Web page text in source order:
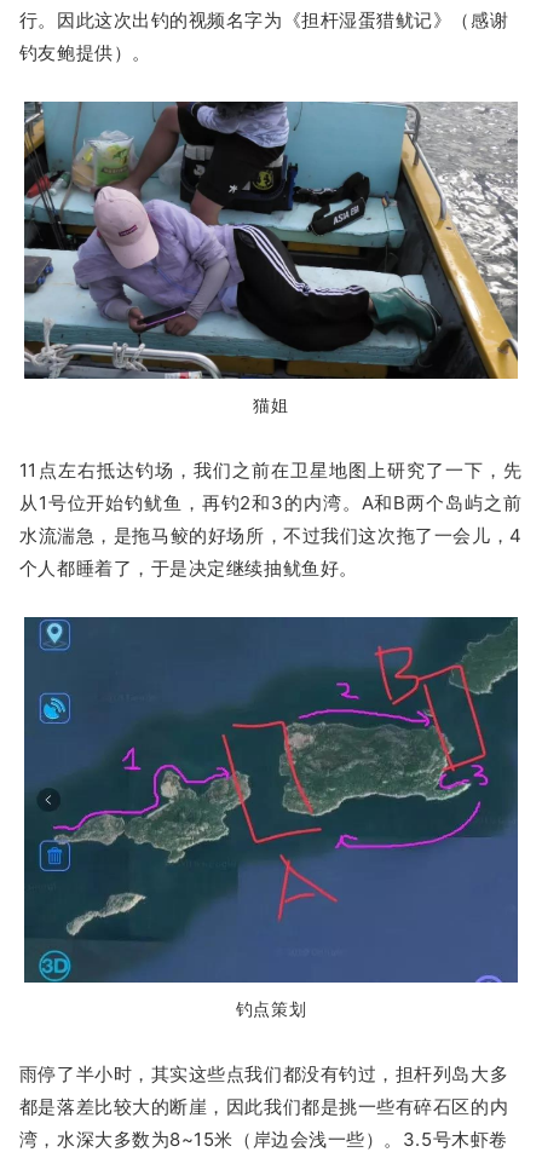
行。因此这次出钓的视频名字为《担杆湿蛋猎鱿记》（感谢
钓友鲍提供）。
猫姐
11点左右抵达钓场，我们之前在卫星地图上研究了一下，先
从1号位开始钓鱿鱼，再钓2和3的内湾。A和B两个岛屿之前
水流湍急，是拖马鲛的好场所，不过我们这次拖了一会儿，4
个人都睡着了，于是决定继续抽鱿鱼好。
钓点策划
雨停了半小时， 其实这些点我们都没有钓过，担杆列岛大多
都是落差比较大的断崖，因此我们都是挑一些有碎石区的内
湾，水深大多数为8~15米（岸边会浅一些）。3.5号木虾卷